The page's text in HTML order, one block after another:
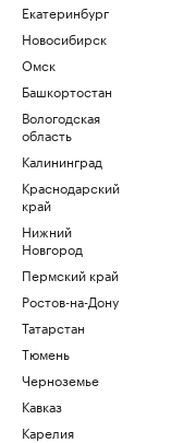
Екатеринбург
Новосибирск
Омск
Башкортостан
Вологодская
область
Калининград
Краснодарский
край
Нижний
Новгород
Пермский край
Ростов-на-Дону
Татарстан
Тюмень
Черноземье
Кавказ
Карелия